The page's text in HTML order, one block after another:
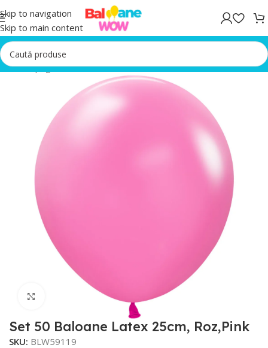
Skip to navigation
Skip to main content
Prima pagină/Baloane latex
Faceți click pentru a mări
Set 50 Baloane Latex 25cm, Roz,Pink
SKU: BLW59119